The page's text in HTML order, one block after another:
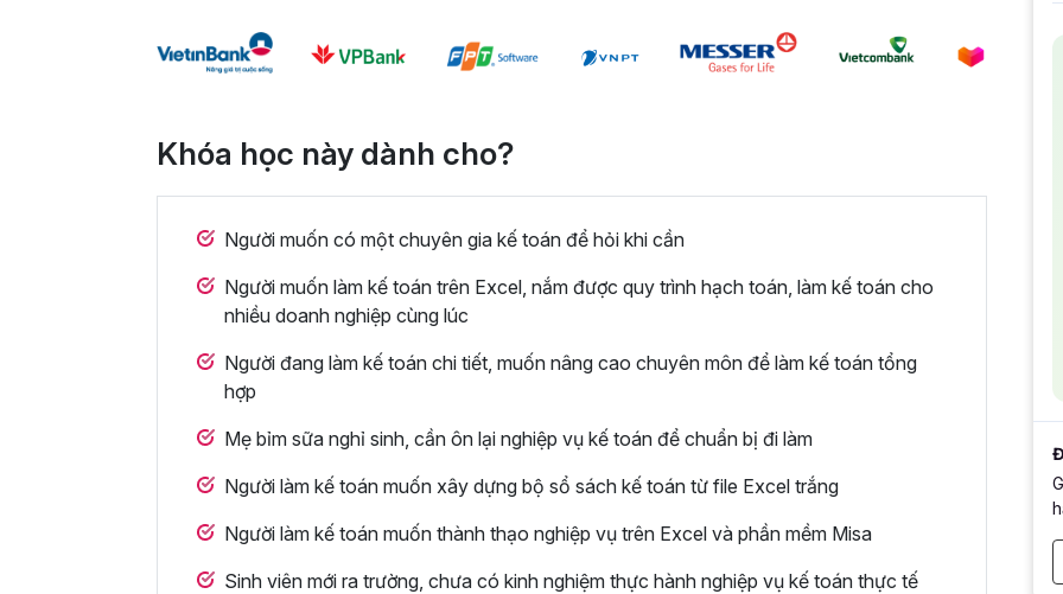
Khóa học này dành cho?
Người muốn có một chuyên gia kế toán để hỏi khi cần
Người muốn làm kế toán trên Excel, nắm được quy trình hạch toán, làm kế toán cho
nhiều doanh nghiệp cùng lúc
Người đang làm kế toán chi tiết, muốn nâng cao chuyên môn để làm kế toán tổng
hợp
Mẹ bỉm sữa nghỉ sinh, cần ôn lại nghiệp vụ kế toán để chuẩn bị đi làm
Người làm kế toán muốn xây dựng bộ sổ sách kế toán từ file Excel trắng
Người làm kế toán muốn thành thạo nghiệp vụ trên Excel và phần mềm Misa
Sinh viên mới ra trường, chưa có kinh nghiệm thực hành nghiệp vụ kế toán thực tế